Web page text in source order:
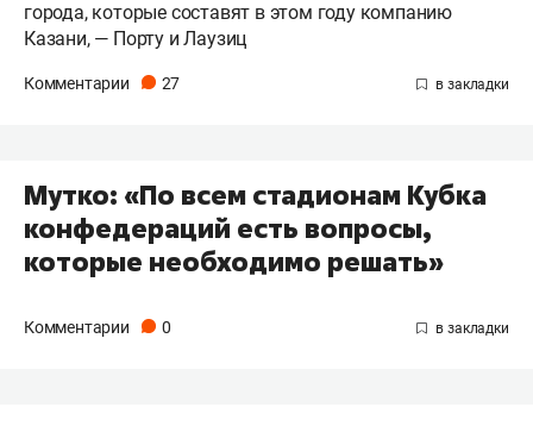
города, которые составят в этом году компанию
Казани, — Порту и Лаузиц
Комментарии 27
Мутко: «По всем стадионам Кубка
конфедераций есть вопросы,
которые необходимо решать»
Комментарии 0